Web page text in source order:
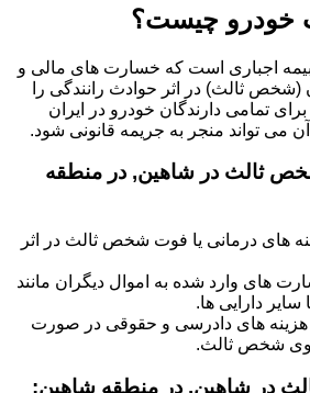
خودرو چیست؟
اجباری است که خسارت های مالی و
(شخص ثالث) در اثر حوادث رانندگی را
تمامی دارندگان خودرو در ایران
می تواند منجر به جریمه قانونی شود.
ثالث در شاهین, در منطقه
های درمانی یا فوت شخص ثالث در اثر
های وارد شده به اموال دیگران مانند
دارایی ها.
هزینه های دادرسی و حقوقی در صورت
شخص ثالث.
در شاهین, در منطقه شاهین: